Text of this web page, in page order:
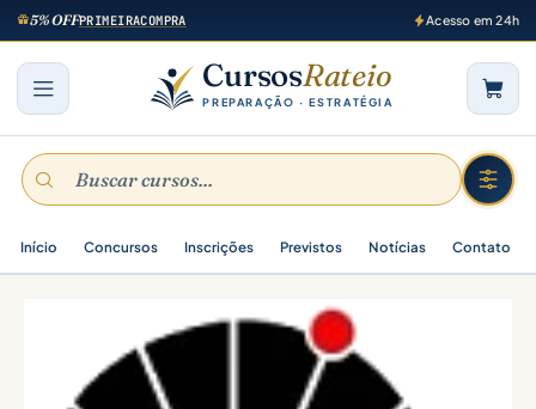
5% OFFPRIMEIRACOMPRA Acesso em 24h
CursosRateio
PREPARAÇÃO · ESTRATÉGIA
Início Concursos Inscrições Previstos Notícias Contato